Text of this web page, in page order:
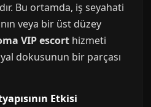
Bu ortamda, iş seyahati
veya bir üst düzey
VIP escort hizmeti
dokusunun bir parçası
Etkisi